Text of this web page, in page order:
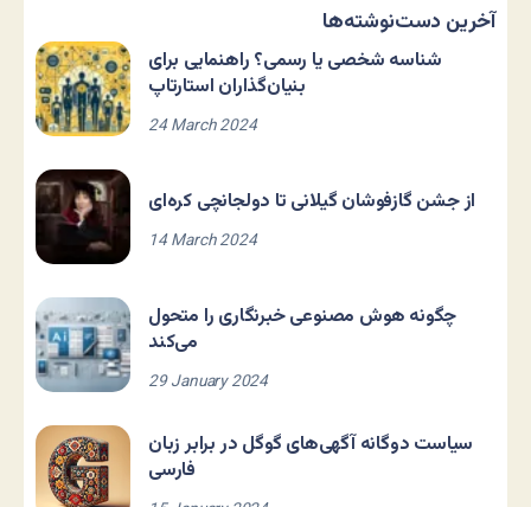
آخرین دست‌نوشته‌ها
شناسه شخصی یا رسمی؟ راهنمایی برای
بنیان‌گذاران استارتاپ
24 March 2024
از جشن گازفوشان گیلانی تا دولجانچی کره‌ای
14 March 2024
چگونه هوش مصنوعی خبرنگاری را متحول
می‌کند
29 January 2024
سیاست دوگانه آگهی‌های گوگل در برابر زبان
فارسی